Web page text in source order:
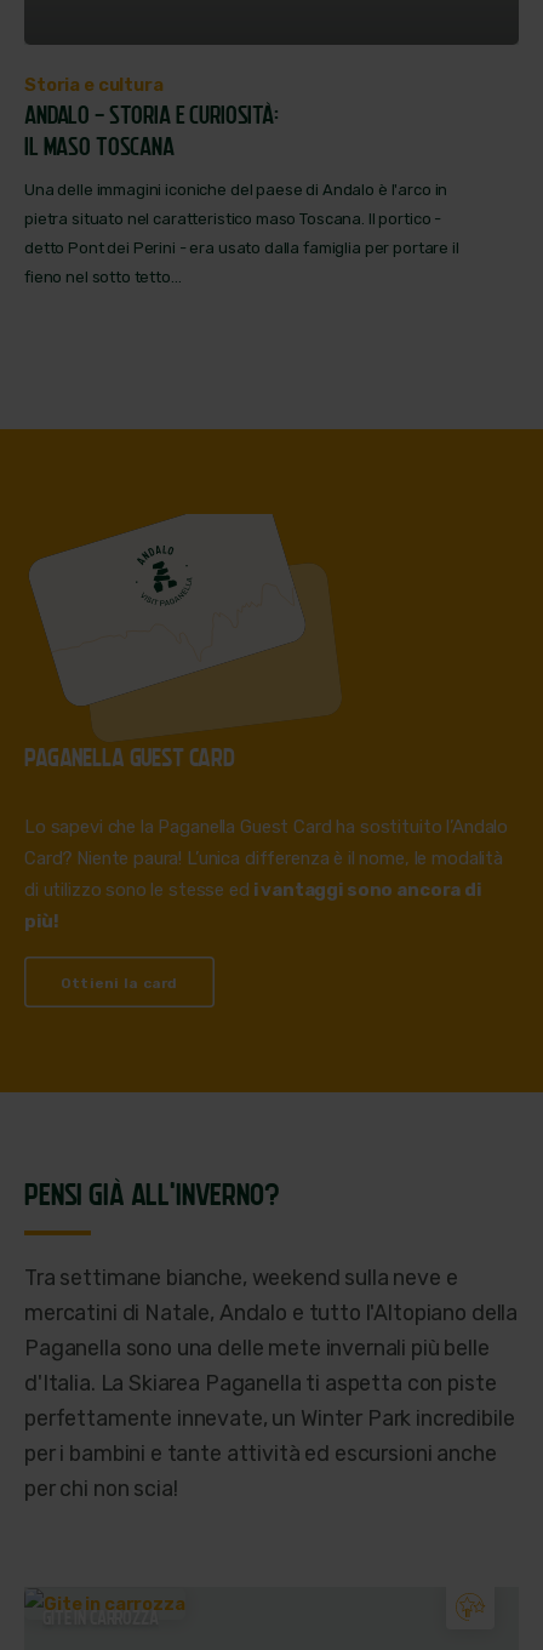
Storia e cultura
ANDALO - STORIA E CURIOSITÀ:
IL MASO TOSCANA
Una delle immagini iconiche del paese di Andalo è l'arco in
pietra situato nel caratteristico maso Toscana. Il portico -
detto Pont dei Perini - era usato dalla famiglia per portare il
fieno nel sotto tetto...
PAGANELLA GUEST CARD
Lo sapevi che la Paganella Guest Card ha sostituito l’Andalo
Card? Niente paura! L’unica differenza è il nome, le modalità
di utilizzo sono le stesse ed i vantaggi sono ancora di
più!
Ottieni la card
PENSI GIÀ ALL'INVERNO?
Tra settimane bianche, weekend sulla neve e
mercatini di Natale, Andalo e tutto l'Altopiano della
Paganella sono una delle mete invernali più belle
d'Italia. La Skiarea Paganella ti aspetta con piste
perfettamente innevate, un Winter Park incredibile
per i bambini e tante attività ed escursioni anche
per chi non scia!